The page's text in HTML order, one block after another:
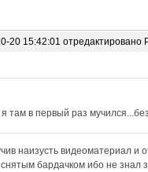
20 15:42:01 отредактировано
там в первый раз
наизусть видеоматериал
бардачком ибо не знал